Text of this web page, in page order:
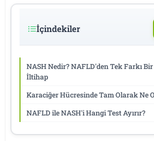
İçindekiler
NASH Nedir? NAFLD'den Tek Farkı
İltihap
Karaciğer Hücresinde Tam Olarak Ne
NAFLD ile NASH'i Hangi Test Ayırır?